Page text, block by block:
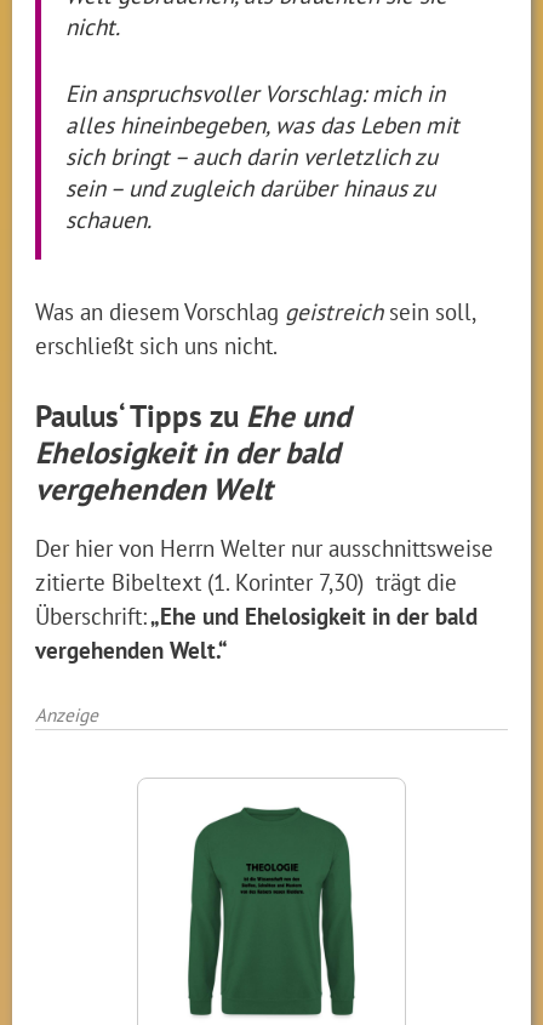
nicht.
Ein anspruchsvoller Vorschlag: mich in
alles hineinbegeben, was das Leben mit
sich bringt – auch darin verletzlich zu
sein – und zugleich darüber hinaus zu
schauen.
Was an diesem Vorschlag geistreichsein soll,
erschließt sich uns nicht.
Paulus‘ Tipps zu Ehe und
Ehelosigkeit in der bald
vergehenden Welt
Der hier von Herrn Welter nur ausschnittsweise
zitierte Bibeltext (1. Korinter 7,30) trägt die
Überschrift:„Ehe und Ehelosigkeit in der bald
vergehenden Welt.“
Anzeige